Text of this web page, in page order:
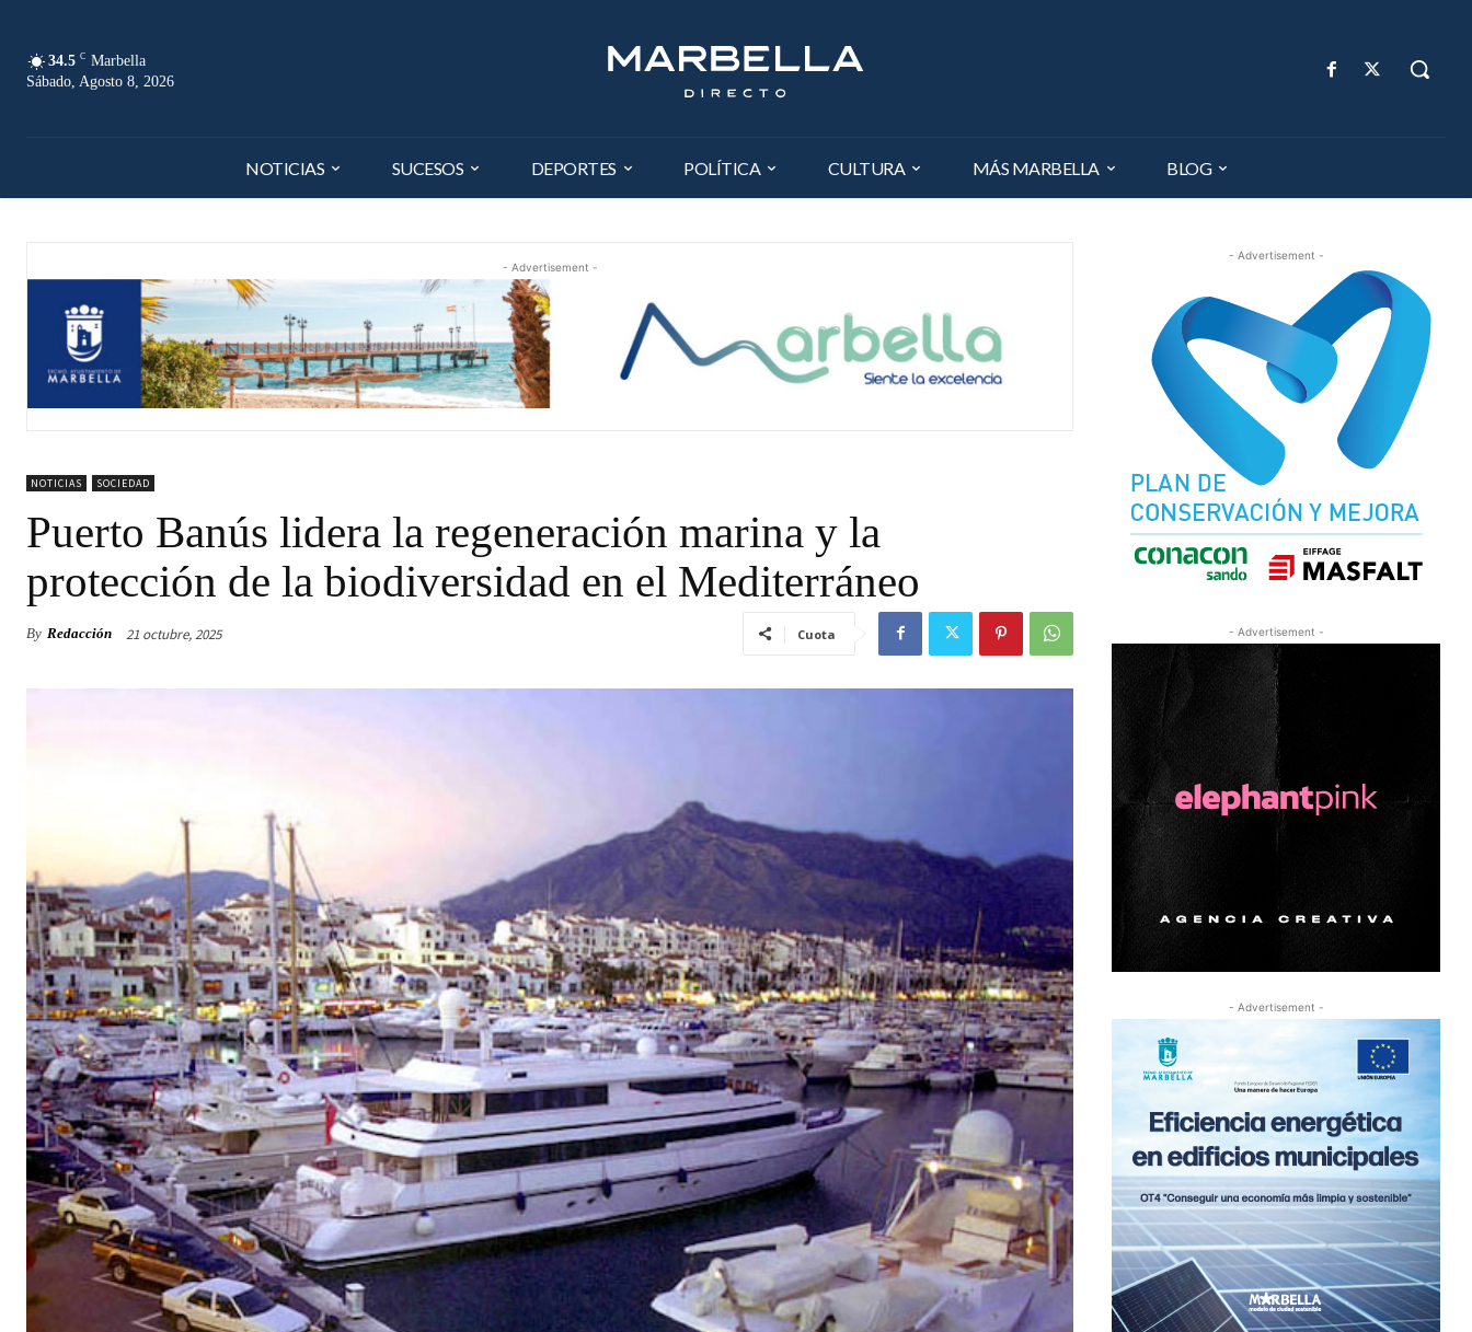
34.5 C Marbella
Sábado, Agosto 8, 2026
NOTICIAS SUCESOS DEPORTES POLÍTICA CULTURA MÁS MARBELLA BLOG
- Advertisement -
NOTICIAS SOCIEDAD
Puerto Banús lidera la regeneración marina y la
protección de la biodiversidad en el Mediterráneo
By Redacción 21 octubre, 2025 Cuota
- Advertisement -
- Advertisement -
- Advertisement -